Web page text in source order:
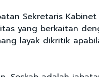
Sekretaris
yang berkaitan
layak dikritik